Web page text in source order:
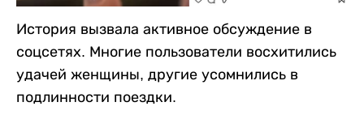
История вызвала активное обсуждение в
соцсетях. Многие пользователи восхитились
удачей женщины, другие усомнились в
подлинности поездки.